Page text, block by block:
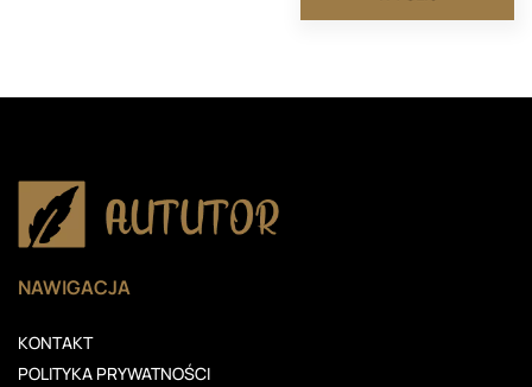
NAWIGACJA
KONTAKT
POLITYKA PRYWATNOŚCI